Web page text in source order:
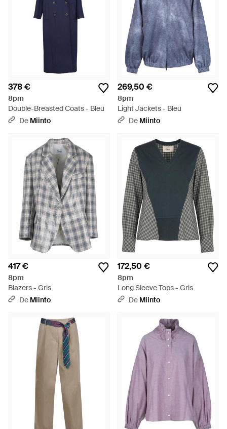
378 €
8pm
Double-Breasted Coats - Bleu
De Miinto
269,50 €
8pm
Light Jackets - Bleu
De Miinto
417 €
8pm
Blazers - Gris
De Miinto
172,50 €
8pm
Long Sleeve Tops - Gris
De Miinto